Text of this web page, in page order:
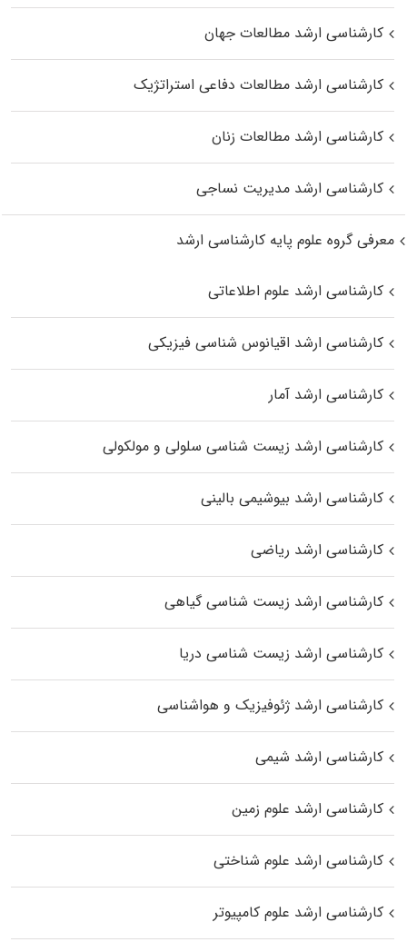
کارشناسی ارشد مطالعات جهان
کارشناسی ارشد مطالعات دفاعی استراتژیک
کارشناسی ارشد مطالعات زنان
کارشناسی ارشد مدیریت نساجی
معرفی گروه علوم پایه کارشناسی ارشد
کارشناسی ارشد علوم اطلاعاتی
کارشناسی ارشد اقیانوس‌ شناسی فیزیکی
کارشناسی ارشد آمار
کارشناسی ارشد زیست شناسی سلولی و مولکولی
کارشناسی ارشد بیوشیمی بالینی
کارشناسی ارشد ریاضی
کارشناسی ارشد زیست‌ شناسی گیاهی
کارشناسی ارشد زیست‌ شناسی دریا
کارشناسی ارشد ژئوفیزیک و هواشناسی
کارشناسی ارشد شیمی
کارشناسی ارشد علوم زمین
کارشناسی ارشد علوم شناختی
کارشناسی ارشد علوم کامپیوتر